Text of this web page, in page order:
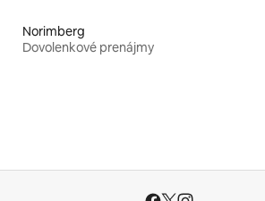
Norimberg
Dovolenkové prenájmy